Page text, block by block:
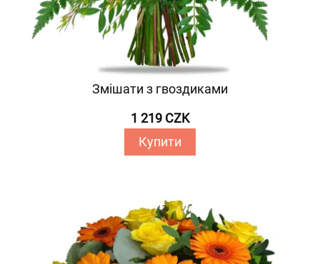
Змішати з гвоздиками
1 219 CZK
Купити